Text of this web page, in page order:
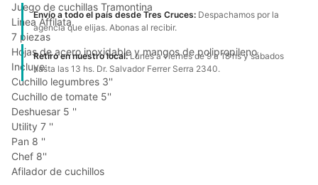
Envío a todo el país desde Tres Cruces: Despachamos por la
agencia que elijas. Abonas al recibir.
Retiro en nuestro local:Lunes a viernes de 9 a 18 hs y sábados
hasta las 13 hs. Dr. Salvador Ferrer Serra 2340.
Juego de cuchillas Tramontina
Linea Affilata.
7 piezas
Hojas de acero inoxidable y mangos de polipropileno
Incluye:
Cuchillo legumbres 3''
Cuchillo de tomate 5''
Deshuesar 5 ''
Utility 7 ''
Pan 8 ''
Chef 8''
Afilador de cuchillos